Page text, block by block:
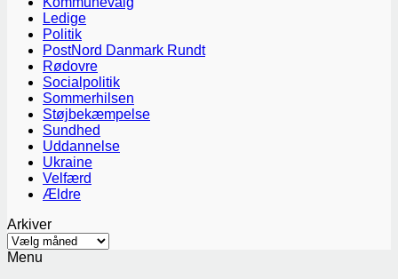
Ledige
Politik
PostNord Danmark Rundt
Rødovre
Socialpolitik
Sommerhilsen
Støjbekæmpelse
Sundhed
Uddannelse
Ukraine
Velfærd
Ældre
Arkiver
Arkiver
Menu